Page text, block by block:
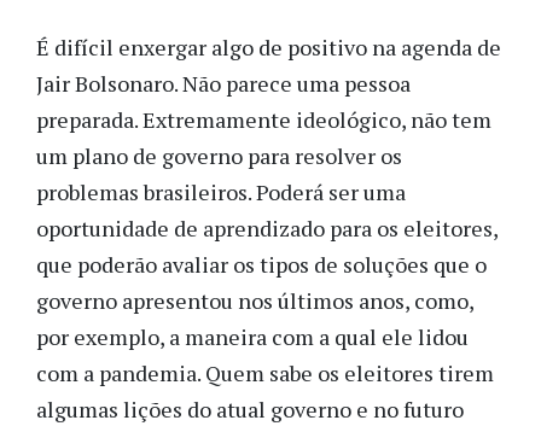
É difícil enxergar algo de positivo na agenda de
Jair Bolsonaro. Não parece uma pessoa
preparada. Extremamente ideológico, não tem
um plano de governo para resolver os
problemas brasileiros. Poderá ser uma
oportunidade de aprendizado para os eleitores,
que poderão avaliar os tipos de soluções que o
governo apresentou nos últimos anos, como,
por exemplo, a maneira com a qual ele lidou
com a pandemia. Quem sabe os eleitores tirem
algumas lições do atual governo e no futuro